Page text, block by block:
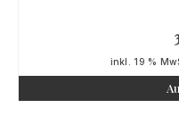
inkl. 19 %